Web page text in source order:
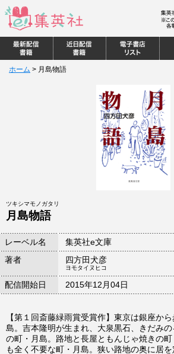
ホーム > 月島物語
ツキシマモノガタリ
月島物語
レーベル名
集英社e文庫
著者
四方田犬彦
ヨモタイヌヒコ
配信開始日 2015年12月04日
【第１回斎藤緑雨賞受賞作】東京は銀座か
島。吉本隆明が生まれ、大泉黒石、きだみ
の町・月島。路地と長屋ともんじゃ焼きの
も全く不要な町・月島。狭い路地の奥に居